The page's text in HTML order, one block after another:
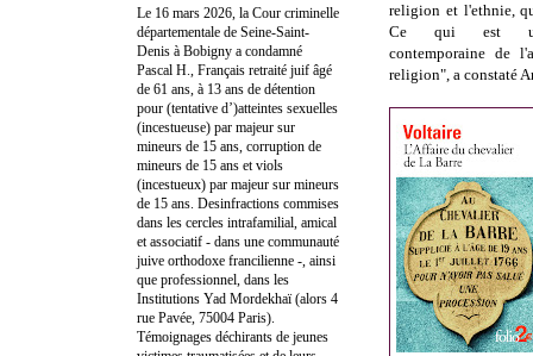
religion et l'ethnie,
Ce qui est
contemporaine de
religion", a constaté
Le 16 mars 2026, la Cour criminelle
départementale de Seine-Saint-
Denis à Bobigny a condamné
Pascal H., Français retraité juif âgé
de 61 ans, à 13 ans de détention
pour (tentative d’)atteintes sexuelles
(incestueuse) par majeur sur
mineurs de 15 ans, corruption de
mineurs de 15 ans et viols
(incestueux) par majeur sur mineurs
de 15 ans. Desinfractions commises
dans les cercles intrafamilial, amical
et associatif - dans une communauté
juive orthodoxe francilienne -, ainsi
que professionnel, dans les
Institutions Yad Mordekhaï (alors 4
rue Pavée, 75004 Paris).
Témoignages déchirants de jeunes